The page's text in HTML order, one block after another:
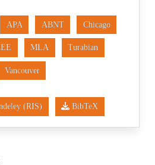
APA ABNT Chicago
MLA Turabian
Vancouver
(RIS) BibTeX